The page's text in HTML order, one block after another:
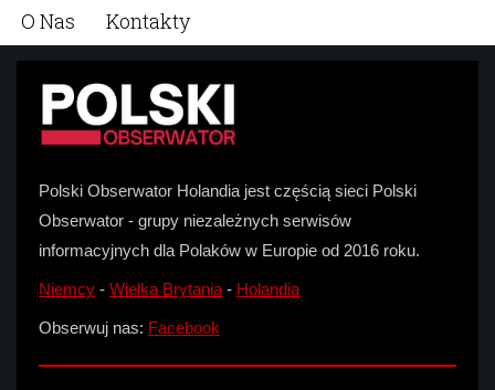
O Nas Kontakty
Polski Obserwator Holandia jest częścią sieci Polski
Obserwator - grupy niezależnych serwisów
informacyjnych dla Polaków w Europie od 2016 roku.
Niemcy - Wielka Brytania - Holandia
Obserwuj nas: Facebook